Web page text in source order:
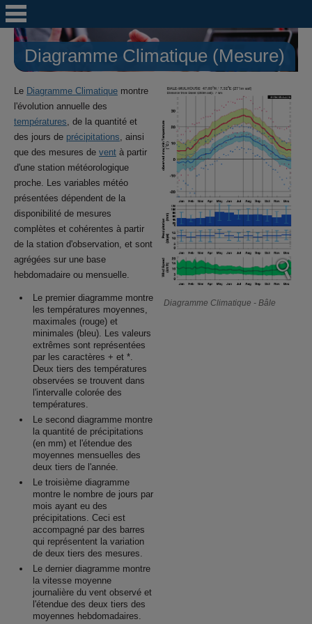
Diagramme Climatique (Mesure)
Diagramme Climatique - Bâle
Le Diagramme Climatique montre
l'évolution annuelle des
températures , de la quantité et
des jours de précipitations , ainsi
que des mesures de vent à partir
d'une station météorologique
proche. Les variables météo
présentées dépendent de la
disponibilité de mesures
complètes et cohérentes à partir
de la station d'observation, et sont
agrégées sur une base
hebdomadaire ou mensuelle.
Le premier diagramme montre
les températures moyennes,
maximales (rouge) et
minimales (bleu). Les valeurs
extrêmes sont représentées
par les caractères + et *.
Deux tiers des températures
observées se trouvent dans
l'intervalle colorée des
températures.
Le second diagramme montre
la quantité de précipitations
(en mm) et l'étendue des
moyennes mensuelles des
deux tiers de l'année.
Le troisième diagramme
montre le nombre de jours par
mois ayant eu des
précipitations. Ceci est
accompagné par des barres
qui représentent la variation
de deux tiers des mesures.
Le dernier diagramme montre
la vitesse moyenne
journalière du vent observé et
l'étendue des deux tiers des
moyennes hebdomadaires.